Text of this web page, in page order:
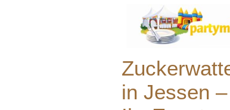
in Jessen